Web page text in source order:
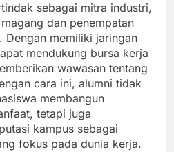
sebagai mitra industri,
dan penempatan
Dengan memiliki jaringan
mendukung bursa kerja
wawasan tentang
cara ini, alumni tidak
membangun
tetapi juga
kampus sebagai
fokus pada dunia kerja.